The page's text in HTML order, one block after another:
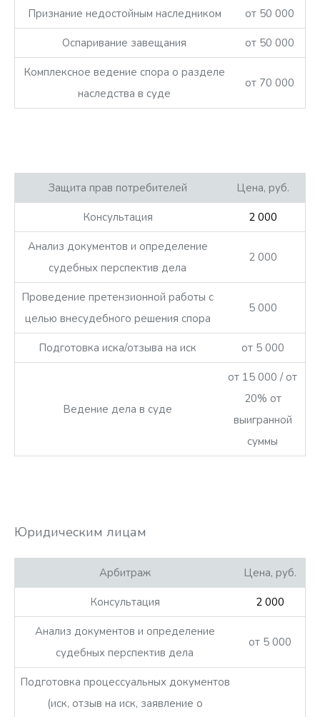
Признание недостойным наследником от 50 000
Оспаривание завещания от 50 000
Комплексное ведение спора о разделе
наследства в суде
от 70 000
Защита прав потребителей Цена, руб.
Консультация 2 000
Анализ документов и определение
судебных перспектив дела
2 000
Проведение претензионной работы с
целью внесудебного решения спора
5 000
Подготовка иска/отзыва на иск от 5 000
Ведение дела в суде
от 15 000 / от
20% от
выигранной
суммы
Юридическим лицам
Арбитраж Цена, руб.
Консультация 2 000
Анализ документов и определение
судебных перспектив дела
от 5 000
Подготовка процессуальных документов
(иск, отзыв на иск, заявление о